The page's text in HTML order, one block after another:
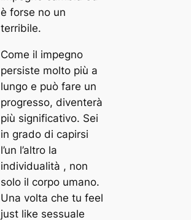
è forse no un
terribile.
Come il impegno
persiste molto più a
lungo e può fare un
progresso, diventerà
più significativo. Sei
in grado di capirsi
l’un l’altro la
individualità , non
solo il corpo umano.
Una volta che tu feel
just like sessuale